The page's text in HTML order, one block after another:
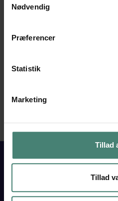
Nødvendig
Præferencer
Statistik
Marketing
Tillad
Tillad
Kvalitetsarbejdet på VGT sker
hele kvalitetsrammen, som vi
VESTJYSK